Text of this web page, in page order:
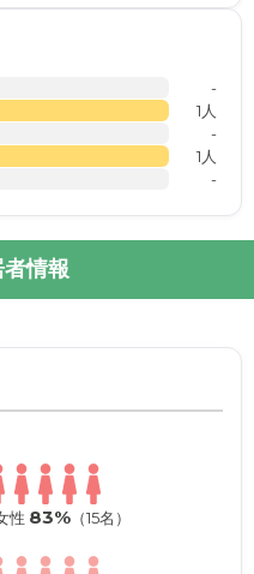
-
1人
-
1人
-
情報
性 83%（15名）